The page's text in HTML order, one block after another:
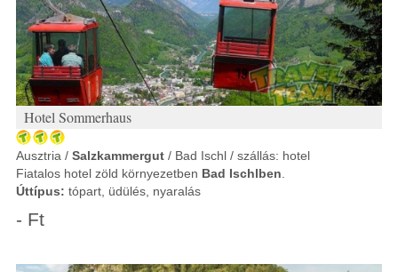
Hotel Sommerhaus
Ausztria / Salzkammergut / Bad Ischl / szállás: hotel
Fiatalos hotel zöld környezetben Bad Ischlben
Úttípus: tópart, üdülés, nyaralás
- Ft